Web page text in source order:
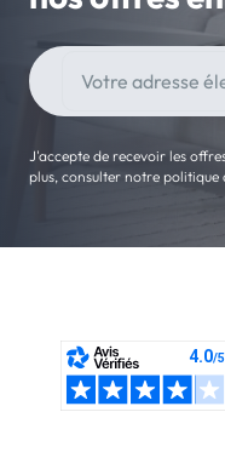
J'accepte de recevoir les
plus, consulter notre